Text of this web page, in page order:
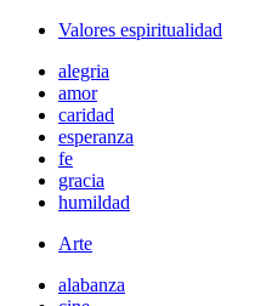
Valores espiritualidad
alegria
amor
caridad
esperanza
fe
gracia
humildad
Arte
alabanza